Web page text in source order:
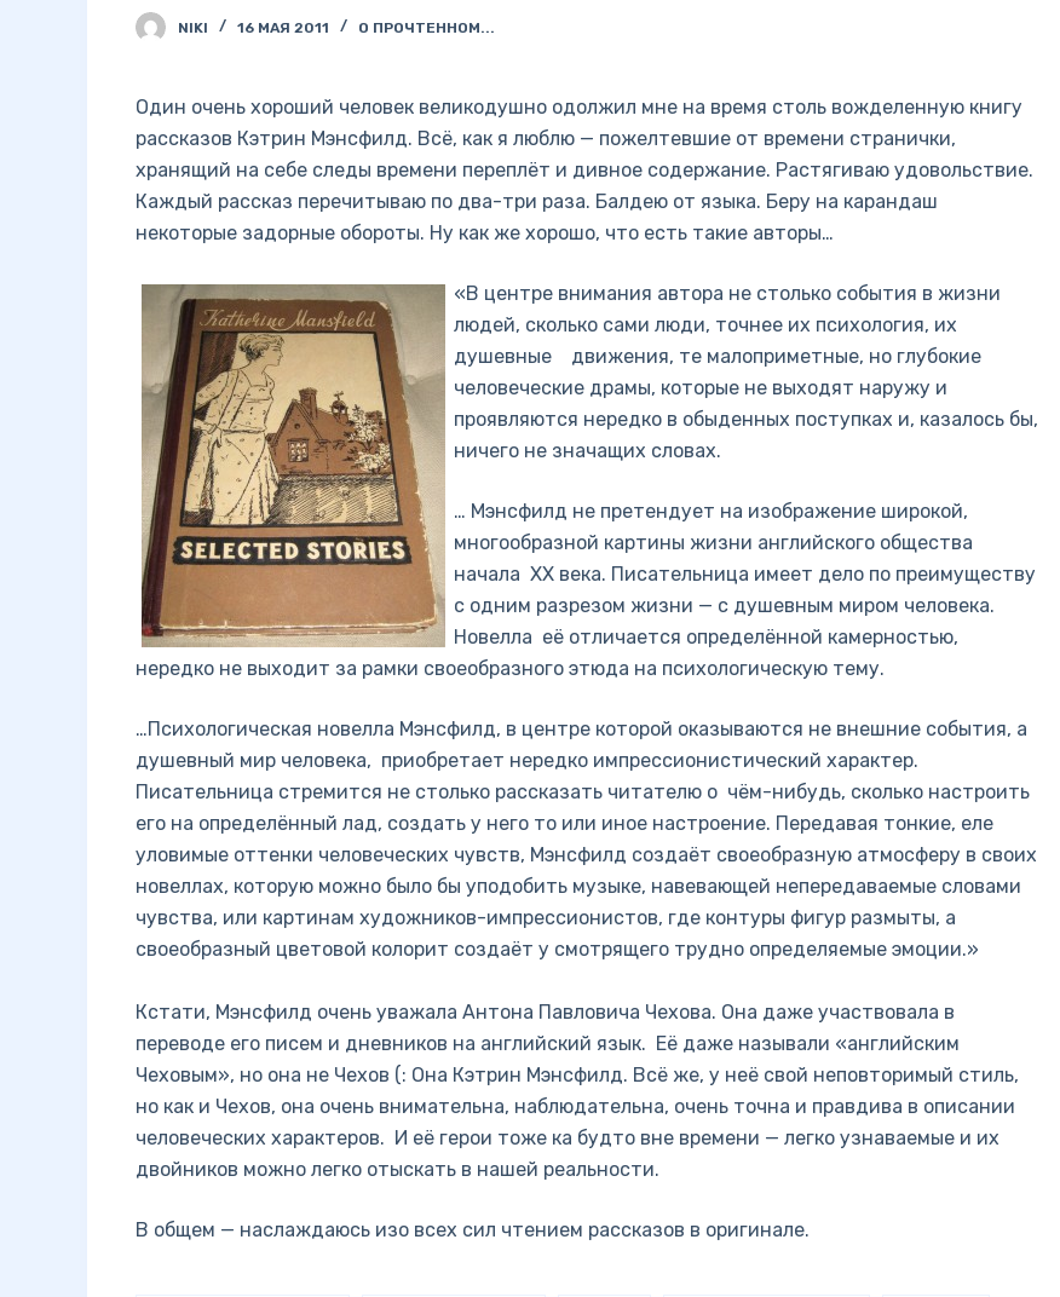
NIKI 16 МАЯ 2011 О ПРОЧТЕННОМ...
Один очень хороший человек великодушно одолжил мне на время столь вожделенную книгу
рассказов Кэтрин Мэнсфилд. Всё, как я люблю — пожелтевшие от времени странички,
хранящий на себе следы времени переплёт и дивное содержание. Растягиваю удовольствие.
Каждый рассказ перечитываю по два-три раза. Балдею от языка. Беру на карандаш
некоторые задорные обороты. Ну как же хорошо, что есть такие авторы…
«В центре внимания автора не столько события в жизни
людей, сколько сами люди, точнее их психология, их
душевные движения, те малоприметные, но глубокие
человеческие драмы, которые не выходят наружу и
проявляются нередко в обыденных поступках и, казалось бы,
ничего не значащих словах.
… Мэнсфилд не претендует на изображение широкой,
многообразной картины жизни английского общества
начала XX века. Писательница имеет дело по преимуществу
с одним разрезом жизни — с душевным миром человека.
Новелла её отличается определённой камерностью,
нередко не выходит за рамки своеобразного этюда на психологическую тему.
…Психологическая новелла Мэнсфилд, в центре которой оказываются не внешние события, а
душевный мир человека, приобретает нередко импрессионистический характер.
Писательница стремится не столько рассказать читателю о чём-нибудь, сколько настроить
его на определённый лад, создать у него то или иное настроение. Передавая тонкие, еле
уловимые оттенки человеческих чувств, Мэнсфилд создаёт своеобразную атмосферу в своих
новеллах, которую можно было бы уподобить музыке, навевающей непередаваемые словами
чувства, или картинам художников-импрессионистов, где контуры фигур размыты, а
своеобразный цветовой колорит создаёт у смотрящего трудно определяемые эмоции.»
Кстати, Мэнсфилд очень уважала Антона Павловича Чехова. Она даже участвовала в
переводе его писем и дневников на английский язык. Её даже называли «английским
Чеховым», но она не Чехов (: Она Кэтрин Мэнсфилд. Всё же, у неё свой неповторимый стиль,
но как и Чехов, она очень внимательна, наблюдательна, очень точна и правдива в описании
человеческих характеров. И её герои тоже ка будто вне времени — легко узнаваемые и их
двойников можно легко отыскать в нашей реальности.
В общем — наслаждаюсь изо всех сил чтением рассказов в оригинале.